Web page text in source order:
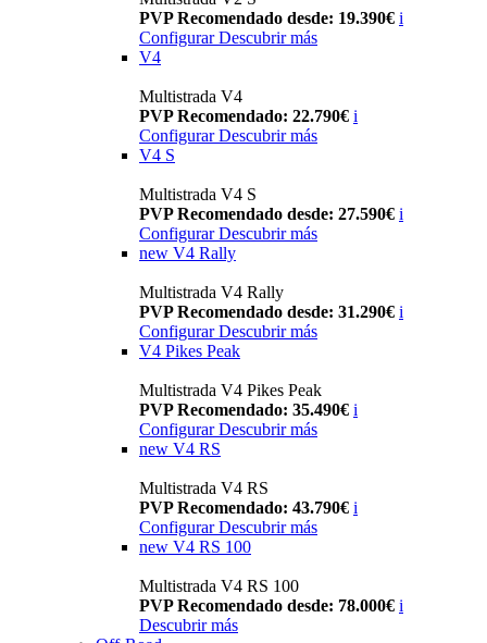
PVP Recomendado desde: 19.390€ i
Configurar Descubrir más
V4
Multistrada V4
PVP Recomendado: 22.790€ i
Configurar Descubrir más
V4 S
Multistrada V4 S
PVP Recomendado desde: 27.590€ i
Configurar Descubrir más
new V4 Rally
Multistrada V4 Rally
PVP Recomendado desde: 31.290€ i
Configurar Descubrir más
V4 Pikes Peak
Multistrada V4 Pikes Peak
PVP Recomendado: 35.490€ i
Configurar Descubrir más
new V4 RS
Multistrada V4 RS
PVP Recomendado: 43.790€ i
ConfigurarDescubrir más
new V4 RS 100
Multistrada V4 RS 100
PVP Recomendado desde: 78.000€ i
Descubrir más